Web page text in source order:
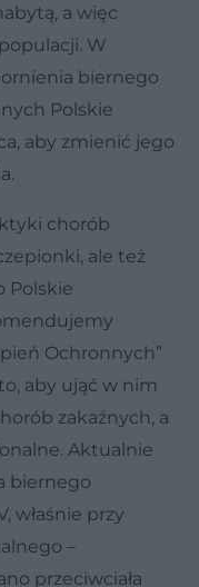
a więc
W
biernego
Polskie
aby zmienić jego
chorób
ale też
Polskie
Ochronnych”
aby ująć w nim
zakaźnych, a
Aktualnie
biernego
właśnie przy
–
przeciwciała